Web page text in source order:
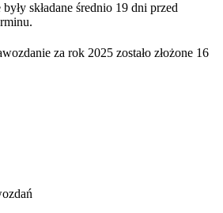
składane średnio 19 dni przed
za rok 2025 zostało złożone 16